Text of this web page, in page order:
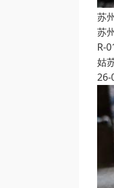
苏
苏
R-
姑
26-